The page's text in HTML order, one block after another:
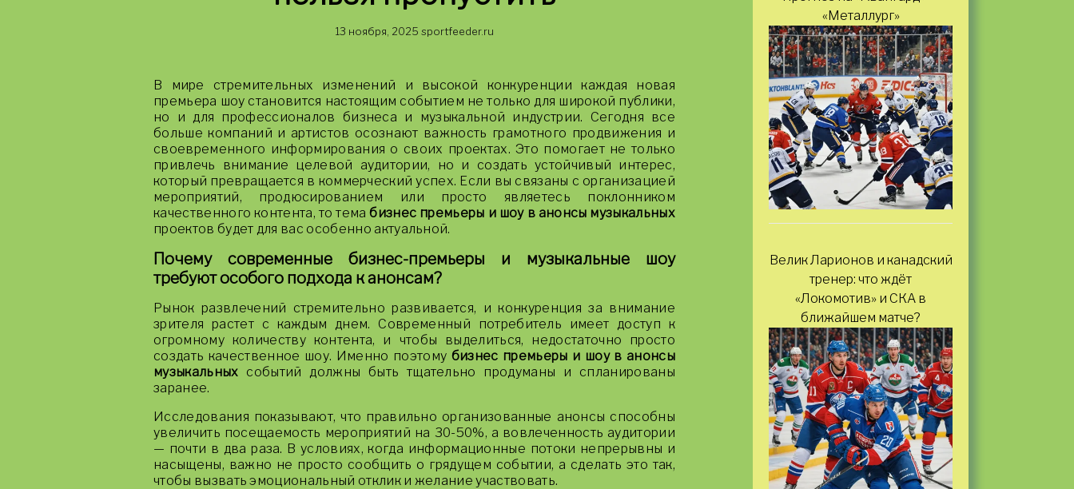
13 ноября, 2025 sportfeeder.ru
В мире стремительных изменений и высокой конкуренции каждая новая
премьера шоу становится настоящим событием не только для широкой публики,
но и для профессионалов бизнеса и музыкальной индустрии. Сегодня все
больше компаний и артистов осознают важность грамотного продвижения и
своевременного информирования о своих проектах. Это помогает не только
привлечь внимание целевой аудитории, но и создать устойчивый интерес,
который превращается в коммерческий успех. Если вы связаны с организацией
мероприятий, продюсированием или просто являетесь поклонником
качественного контента, то темабизнес премьеры и шоу в анонсы музыкальных
проектов будет для вас особенно актуальной.
Почему современные бизнес-премьеры и музыкальные шоу
требуют особого подхода к анонсам?
Рынок развлечений стремительно развивается, и конкуренция за внимание
зрителя растет с каждым днем. Современный потребитель имеет доступ к
огромному количеству контента, и чтобы выделиться, недостаточно просто
создать качественное шоу. Именно поэтому бизнес премьеры и шоу в анонсы
музыкальных событий должны быть тщательно продуманы и спланированы
заранее.
Исследования показывают, что правильно организованные анонсы способны
увеличить посещаемость мероприятий на 30-50%, а вовлеченность аудитории
— почти в два раза. В условиях, когда информационные потоки непрерывны и
насыщены, важно не просто сообщить о грядущем событии, а сделать это так,
чтобы вызвать эмоциональный отклик и желание участвовать.
«Металлург»
Велик Ларионов и канадский
тренер: что ждёт
«Локомотив» и СКА в
ближайшем матче?